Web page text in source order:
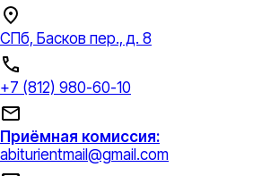
СПб, Басков пер., д. 8
+7 (812) 980-60-10
Приёмная комиссия:
abiturientmail@gmail.com